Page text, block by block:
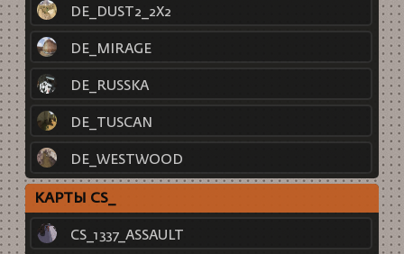
DE_DUST2_2X2
DE_MIRAGE
DE_RUSSKA
DE_TUSCAN
DE_WESTWOOD
КАРТЫ CS_
CS_1337_ASSAULT